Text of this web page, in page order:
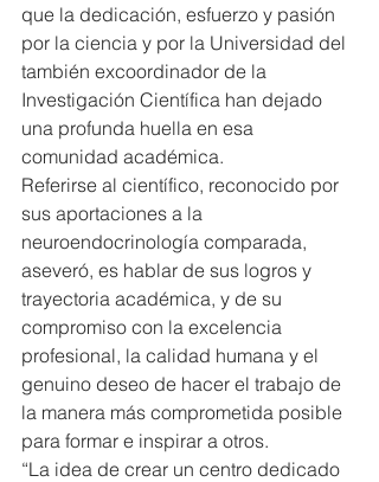
que la dedicación, esfuerzo y pasión
por la ciencia y por la Universidad del
también excoordinador de la
Investigación Científica han dejado
una profunda huella en esa
comunidad académica.
Referirse al científico, reconocido por
sus aportaciones a la
neuroendocrinología comparada,
aseveró, es hablar de sus logros y
trayectoria académica, y de su
compromiso con la excelencia
profesional, la calidad humana y el
genuino deseo de hacer el trabajo de
la manera más comprometida posible
para formar e inspirar a otros.
“La idea de crear un centro dedicado